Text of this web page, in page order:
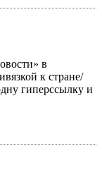
в
к стране/
гиперссылку и